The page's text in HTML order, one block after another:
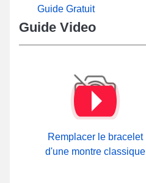
Guide Gratuit
Guide Video
Remplacer le bracelet
d'une montre classique